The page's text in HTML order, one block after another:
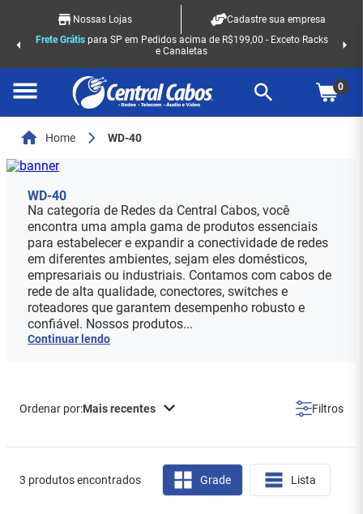
Nossas Lojas
Cadastre sua empresa
Frete Grátispara SP em Pedidos acima de R$199,00 - Exceto Racks
e Canaletas
0
Home WD-40
WD-40
Na categoria de Redes da Central Cabos, você
encontra uma ampla gama de produtos essenciais
para estabelecer e expandir a conectividade de redes
em diferentes ambientes, sejam eles domésticos,
empresariais ou industriais. Contamos com cabos de
rede de alta qualidade, conectores, switches e
roteadores que garantem desempenho robusto e
confiável. Nossos produtos...
Continuar lendo
Mais recentes
3 produtos encontrados Grade Lista